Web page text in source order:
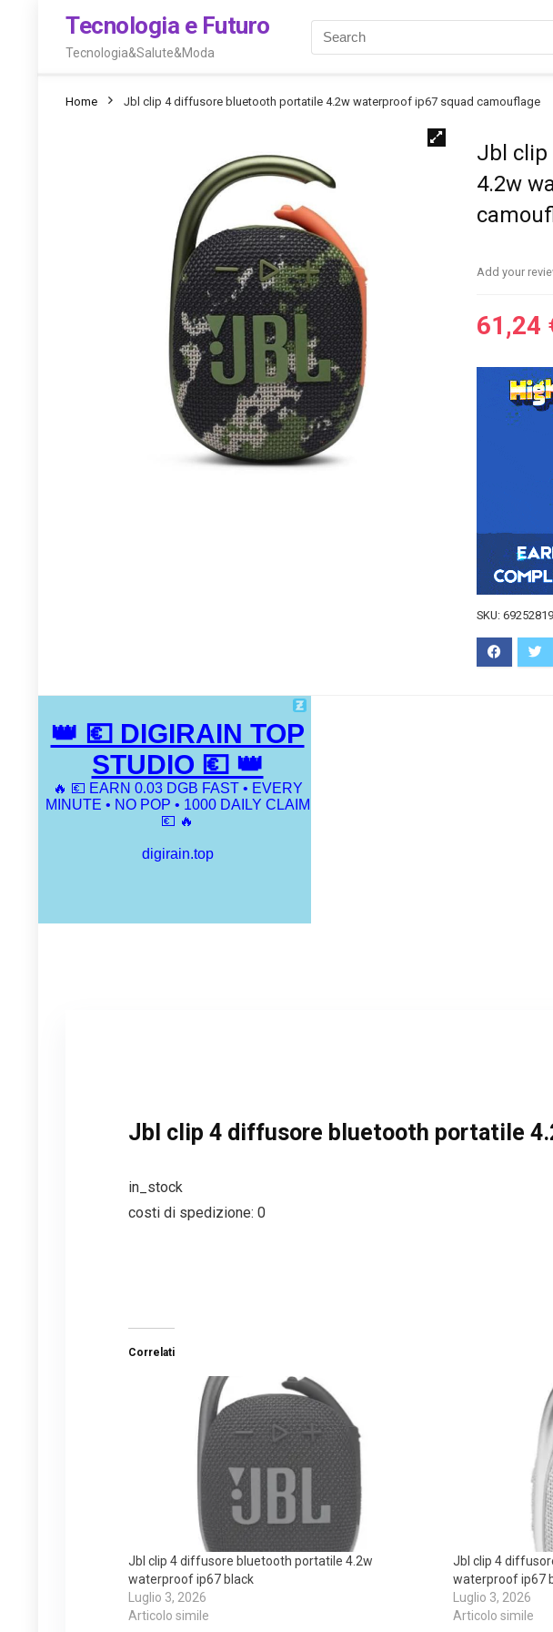
Tecnologia e Futuro
Tecnologia&Salute&Moda
Home Jbl clip 4 diffusore bluetooth portatile 4.2w waterproof ip67 squad camouflage
Jbl clip
4.2w
Add your
61,24
SKU:
Jbl clip 4 diffusore bluetooth portatile
in_stock
costi di spedizione: 0
Correlati
Jbl clip 4 diffusore bluetooth portatile 4.2w
waterproof ip67 black
Luglio 3, 2026
Articolo simile
Jbl clip 4
waterproof ip67
Luglio 3, 2026
Articolo simile